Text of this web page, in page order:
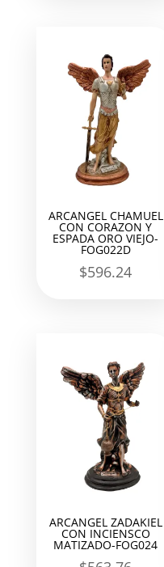
ARCANGEL CHAMUEL
CON CORAZON Y
ESPADA ORO VIEJO-
FOG022D
$596.24
ARCANGEL ZADAKIEL
CON INCIENSCO
MATIZADO-FOG024